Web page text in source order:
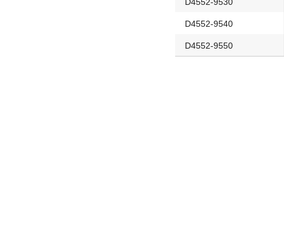
D4552-9540
D4552-9550